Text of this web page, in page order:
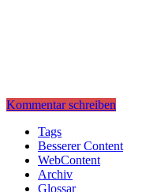
Kommentar schreiben
Tags
Besserer Content
WebContent
Archiv
Glossar